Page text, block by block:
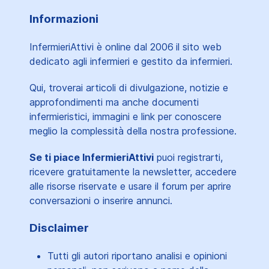
Informazioni
InfermieriAttivi è online dal 2006 il sito web
dedicato agli infermieri e gestito da infermieri.
Qui, troverai articoli di divulgazione, notizie e
approfondimenti ma anche documenti
infermieristici, immagini e link per conoscere
meglio la complessità della nostra professione.
Se ti piace InfermieriAttivi puoi registrarti,
ricevere gratuitamente la newsletter, accedere
alle risorse riservate e usare il forum per aprire
conversazioni o inserire annunci.
Disclaimer
Tutti gli autori riportano analisi e opinioni